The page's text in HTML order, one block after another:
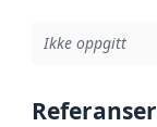
Ikke oppgitt
Referanser